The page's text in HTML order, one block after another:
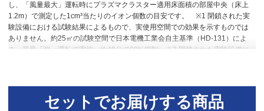
し、「風量最大」運転時にプラズマクラスター適用床面積の部屋中央（床上
1.2m）で測定した1cm³当たりのイオン個数の目安です。
※1 閉鎖された実
験設備における試験結果によるもので、実使用空間での効果を示すものでは
ありません。約25㎥の試験空間で日本電機工業会自主基準（HD-131）によ
る。風量「強」運転で実施。約49分で99%抑制
※2 閉鎖された実験設備に
いた実験効果でエアコンでの試験結果ではありません。
※4 閉鎖された実験
設備における試験結果によるもので、実使用空間での効果を示すものではあ
セットでお届けする商品